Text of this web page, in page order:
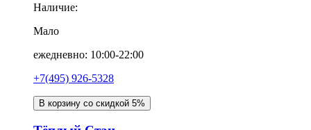
Наличие:
Мало
ежедневно: 10:00-22:00
+7(495) 926-5328
В корзину со скидкой 5%